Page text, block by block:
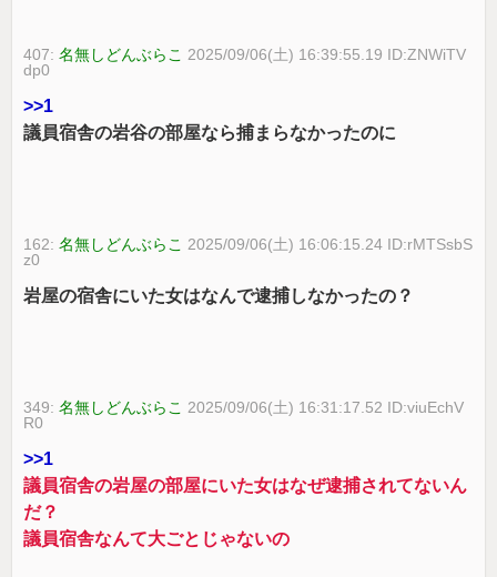
407:名無しどんぶらこ 2025/09/06(土) 16:39:55.19 ID:ZNWiTV
dp0
>>1
議員宿舎の岩谷の部屋なら捕まらなかったのに
162:名無しどんぶらこ 2025/09/06(土) 16:06:15.24 ID:rMTSsbS
z0
岩屋の宿舎にいた女はなんで逮捕しなかったの？
349:名無しどんぶらこ 2025/09/06(土) 16:31:17.52 ID:viuEchV
R0
>>1
議員宿舎の岩屋の部屋にいた女はなぜ逮捕されてないん
だ？
議員宿舎なんて大ごとじゃないの